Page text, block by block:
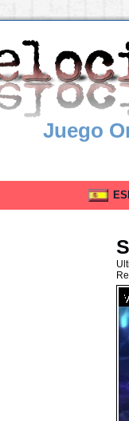
Juego